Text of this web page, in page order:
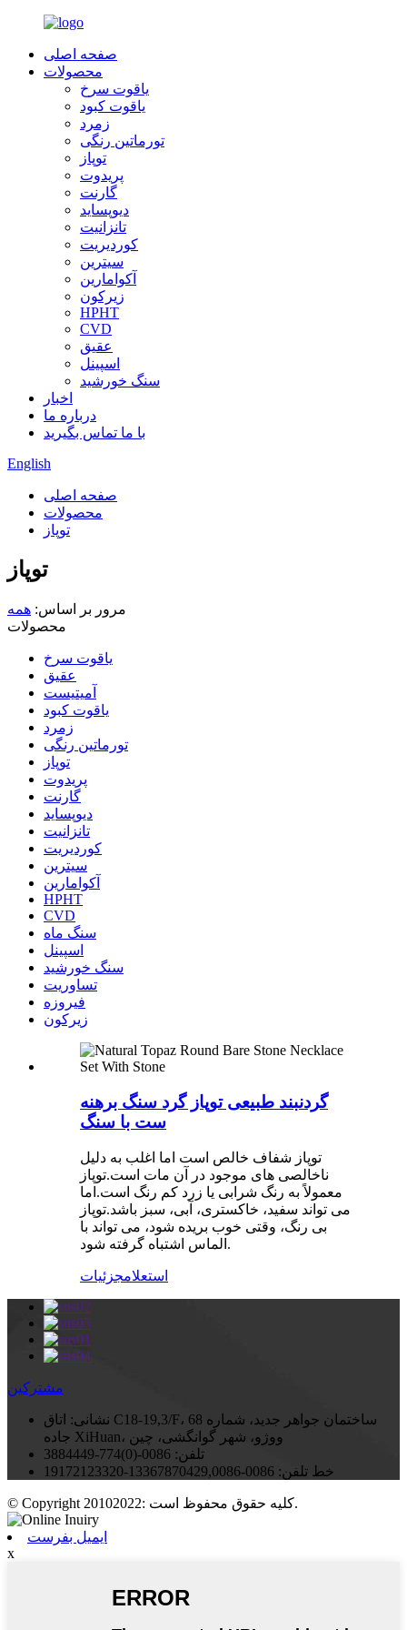
صفحه اصلی
محصولات
یاقوت سرخ
یاقوت کبود
زمرد
تورماتین رنگی
توپاز
پریدوت
گارنت
دیوپساید
تانزانیت
کوردیریت
سیترین
آکوامارین
زیرکون
HPHT
CVD
عقیق
اسپینل
سنگ خورشید
اخبار
درباره ما
با ما تماس بگیرید
English
صفحه اصلی
محصولات
توپاز
توپاز
مرور بر اساس: همه
محصولات
یاقوت سرخ
عقیق
آمیتیست
یاقوت کبود
زمرد
تورماتین رنگی
توپاز
پریدوت
گارنت
دیوپساید
تانزانیت
کوردیریت
سیترین
آکوامارین
HPHT
CVD
سنگ ماه
اسپینل
سنگ خورشید
تساوریت
فیروزه
زیرکون
گردنبند طبیعی توپاز گرد سنگ برهنه
ست با سنگ
توپاز شفاف خالص است اما اغلب به دلیل
ناخالصی های موجود در آن مات است.توپاز
معمولاً به رنگ شرابی یا زرد کم رنگ است.اما
می تواند سفید، خاکستری، آبی، سبز باشد.توپاز
بی رنگ، وقتی خوب بریده شود، می تواند با
الماس اشتباه گرفته شود.
استعلامجزئیات
مشترکین
نشانی: اتاق C18-19,3/F، ساختمان جواهر جدید، شماره 68
جاده XiHuan، ووژو، شهر گوانگشی، چین
تلفن: 0086-(0)774-3884449
خط تلفن: 0086-13367870429,0086-19172123320
© Copyright 20102022: کلیه حقوق محفوظ است.
ایمیل بفرست
x